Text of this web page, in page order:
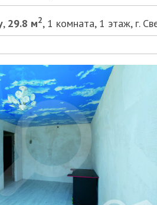
, 29.8 м2, 1 комната, 1 этаж, г.